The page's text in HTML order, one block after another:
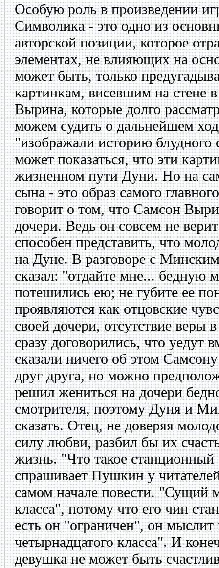
Особую роль в произведении
Символика - это одно из
авторской позиции, которое
элементах, не влияющих на
может быть, только
картинкам, висевшим на стене
Вырина, которые долго
можем судить о дальнейшем
"изображали историю
может показаться, что эти
жизненном пути Дуни. Но на
сына - это образ самого
говорит о том, что Самсон
дочери. Ведь он совсем не
способен представить, что
на Дуне. В разговоре с
сказал: "отдайте мне...
потешились ею; не губите ее
проявляются как отцовские
своей дочери, отсутствие
сразу договорились, что уедут
сказали ничего об этом
друг друга, но можно
решил жениться на дочери
смотрителя, поэтому Дуня и
сказать. Отец, не доверяя
силу любви, разбил бы их
жизнь. "Что такое станционный
спрашивает Пушкин у
самом начале повести. "Сущий
класса", потому что его чин
есть он "ограничен", он
четырнадцатого класса". И
девушка не может быть